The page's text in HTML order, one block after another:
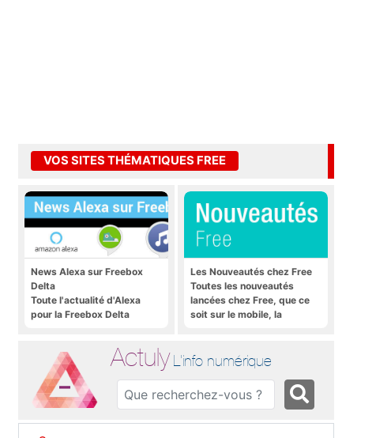
VOS SITES THÉMATIQUES FREE
News Alexa sur Freebox
Delta
Toute l'actualité d'Alexa
pour la Freebox Delta
Les Nouveautés chez Free
Toutes les nouveautés
lancées chez Free, que ce
soit sur le mobile, la
Actuly L'info numérique